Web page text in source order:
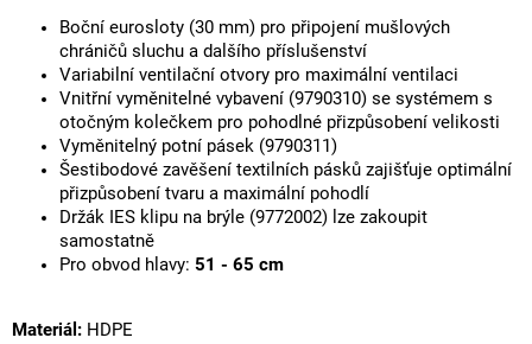
Boční eurosloty (30 mm) pro připojení mušlových
chráničů sluchu a dalšího příslušenství
Variabilní ventilační otvory pro maximální ventilaci
Vnitřní vyměnitelné vybavení (9790310) se systémem s
otočným kolečkem pro pohodlné přizpůsobení velikosti
Vyměnitelný potní pásek (9790311)
Šestibodové zavěšení textilních pásků zajišťuje optimální
přizpůsobení tvaru a maximální pohodlí
Držák IES klipu na brýle (9772002) lze zakoupit
samostatně
Pro obvod hlavy: 51 - 65 cm
Materiál: HDPE